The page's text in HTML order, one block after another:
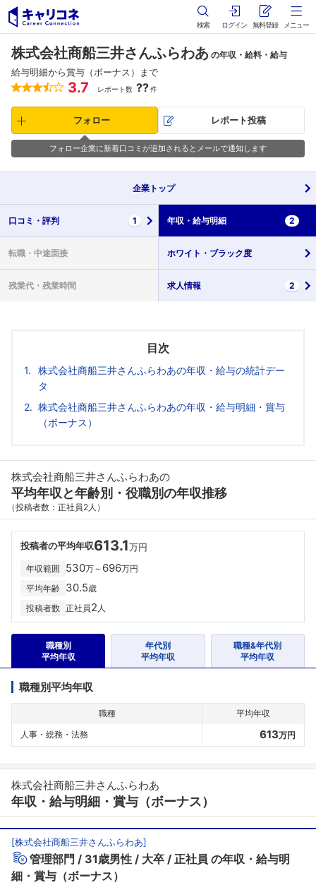
検索 ログイン 無料登録 メニュー
株式会社商船三井さんふらわあ の年収・給料・給与
給与明細から賞与（ボーナス）まで
3.7 レポート数 ??件
フォロー レポート投稿
フォロー企業に新着口コミが追加されるとメールで通知します
企業 トップ
口コミ・ 評判 1 年収・ 給与明細 2
転職・ 中途面接 ホワイト・ ブラック度
残業代・ 残業時間 求人情報 2
目次
株式会社商船三井さんふらわあの年収・給与の統計デー
タ
株式会社商船三井さんふらわあの年収・給与明細・賞与
（ボーナス）
株式会社商船三井さんふらわあの
平均年収と年齢別・役職別の年収推移
（投稿者数：正社員2人）
投稿者の平均年収613.1万円
年収範囲 530万～ 696万円
平均年齢 30.5歳
投稿者数 正社員2 人
職種別
平均年収
年代別
平均年収
職種&年代別
平均年収
職種別平均年収
職種
平均年収
人事・総務・法務
613万円
株式会社商船三井さんふらわあ
年収・給与明細・賞与（ボーナス）
[株式会社商船三井さんふらわあ]
管理部門 31歳男性 大卒 正社員 の年収・給与明
細・賞与（ボーナス）